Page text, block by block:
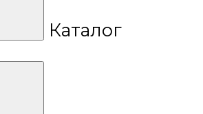
Каталог